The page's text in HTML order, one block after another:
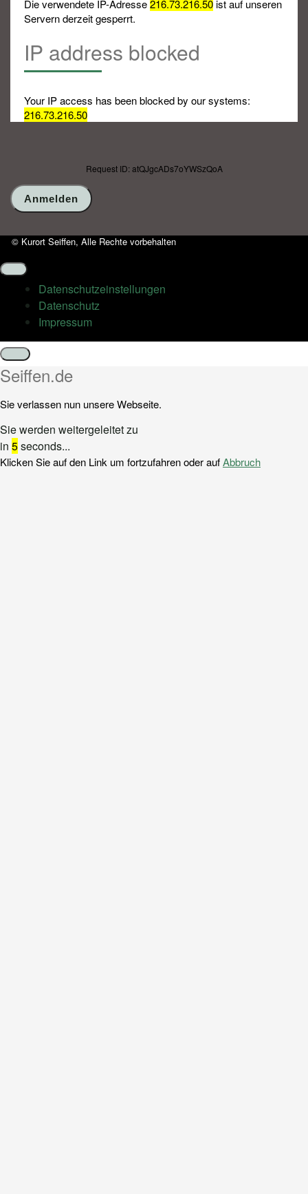
Die verwendete IP-Adresse216.73.216.50ist auf unseren
Servern derzeit gesperrt.
IP address blocked
Your IP access has been blocked by our systems:
216.73.216.50
Request ID: atQJgcADs7oYWSzQoA
© Kurort Seiffen, Alle Rechte vorbehalten
Datenschutz­einstellungen
Datenschutz
Impressum
Schließen
Seiffen.de
Sie verlassen nun unsere Webseite.
Sie werden weitergeleitet zu
in 5seconds...
Klicken Sie auf den Link um fortzufahren oder aufAbbruch